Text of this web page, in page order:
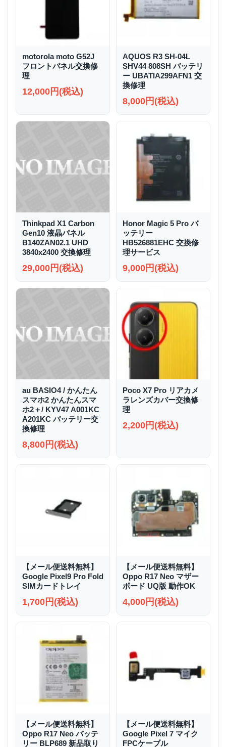
motorola moto G52J
フロントパネル交換修
理
12,000円(税込)
AQUOS R3 SH-04L
SHV44 808SH バッテリ
ー UBATIA299AFN1 交
換修理
8,000円(税込)
Thinkpad X1 Carbon
Gen10 液晶パネル
B140ZAN02.1 UHD
3840x2400 交換修理
29,000円(税込)
Honor Magic 5 Pro バ
ッテリー
HB526881EHC 交換修
理サービス
9,000円(税込)
au BASIO4 / かんたん
スマホ2 かんたんスマ
ホ2＋/ KYV47 A001KC
A201KC バッテリー交
換修理
8,800円(税込)
Poco X7 Pro リアカメ
ラレンズカバー交換修
理
2,200円(税込)
【メール便送料無料】
Google Pixel9 Pro Fold
SIMカードトレイ
1,700円(税込)
【メール便送料無料】
Oppo R17 Neo マザー
ボード UQ版 動作OK
4,000円(税込)
【メール便送料無料】
Oppo R17 Neo バッテ
リー BLP689 新品取り
【メール便送料無料】
Google Pixel 7 マイク
FPCケーブル